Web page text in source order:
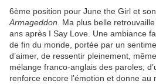
6ème position pour June the Girl et
Armageddon . Ma plus belle
ans après I Say Love. Une ambiance
de fin du monde, portée par un
d’aimer, de ressentir pleinement,
mélange franco-anglais des paroles,
renforce encore l’émotion et donne au